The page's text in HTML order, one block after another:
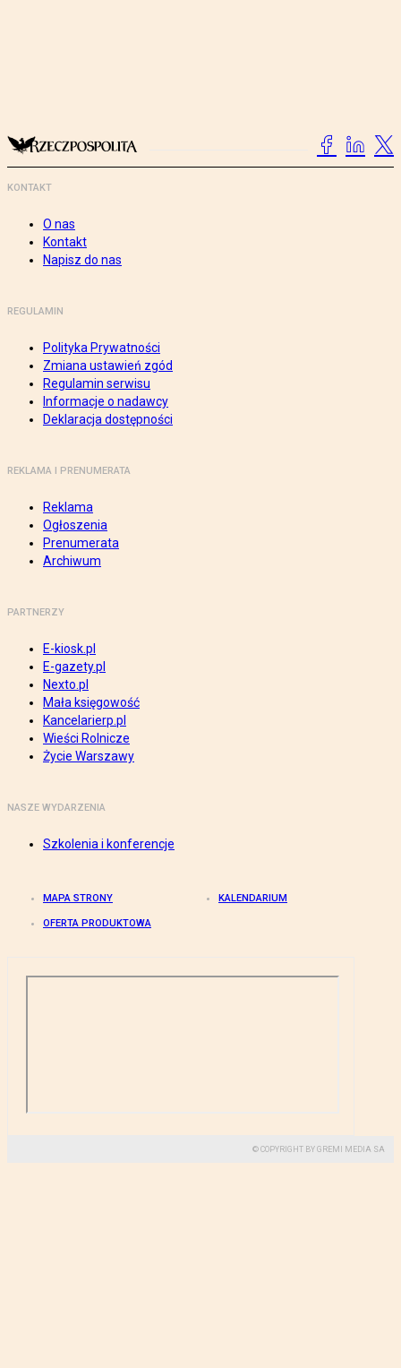
KONTAKT
O nas
Kontakt
Napisz do nas
REGULAMIN
Polityka Prywatności
Zmiana ustawień zgód
Regulamin serwisu
Informacje o nadawcy
Deklaracja dostępności
REKLAMA I PRENUMERATA
Reklama
Ogłoszenia
Prenumerata
Archiwum
PARTNERZY
E-kiosk.pl
E-gazety.pl
Nexto.pl
Mała księgowość
Kancelarierp.pl
Wieści Rolnicze
Życie Warszawy
NASZE WYDARZENIA
Szkolenia i konferencje
MAPA STRONY KALENDARIUM
OFERTA PRODUKTOWA
© COPYRIGHT BY GREMI MEDIA SA